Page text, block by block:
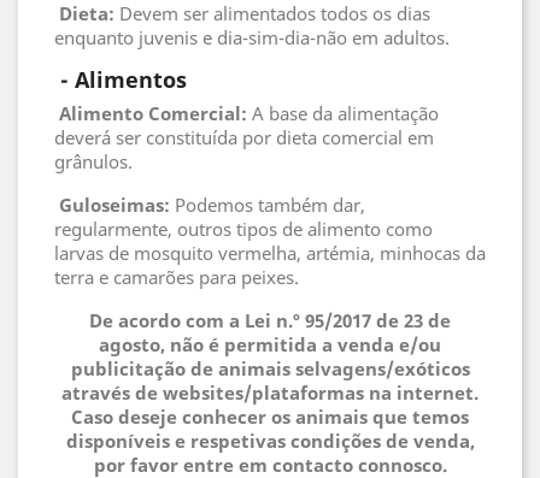
Dieta: Devem ser alimentados todos os dias
enquanto juvenis e dia-sim-dia-não em adultos.
- Alimentos
Alimento Comercial: A base da alimentação
deverá ser constituída por dieta comercial em
grânulos.
Guloseimas: Podemos também dar,
regularmente, outros tipos de alimento como
larvas de mosquito vermelha, artémia, minhocas da
terra e camarões para peixes.
De acordo com a Lei n.º 95/2017 de 23 de
agosto, não é permitida a venda e/ou
publicitação de animais selvagens/exóticos
através de websites/plataformas na internet.
Caso deseje conhecer os animais que temos
disponíveis e respetivas condições de venda,
por favor entre em contacto connosco.